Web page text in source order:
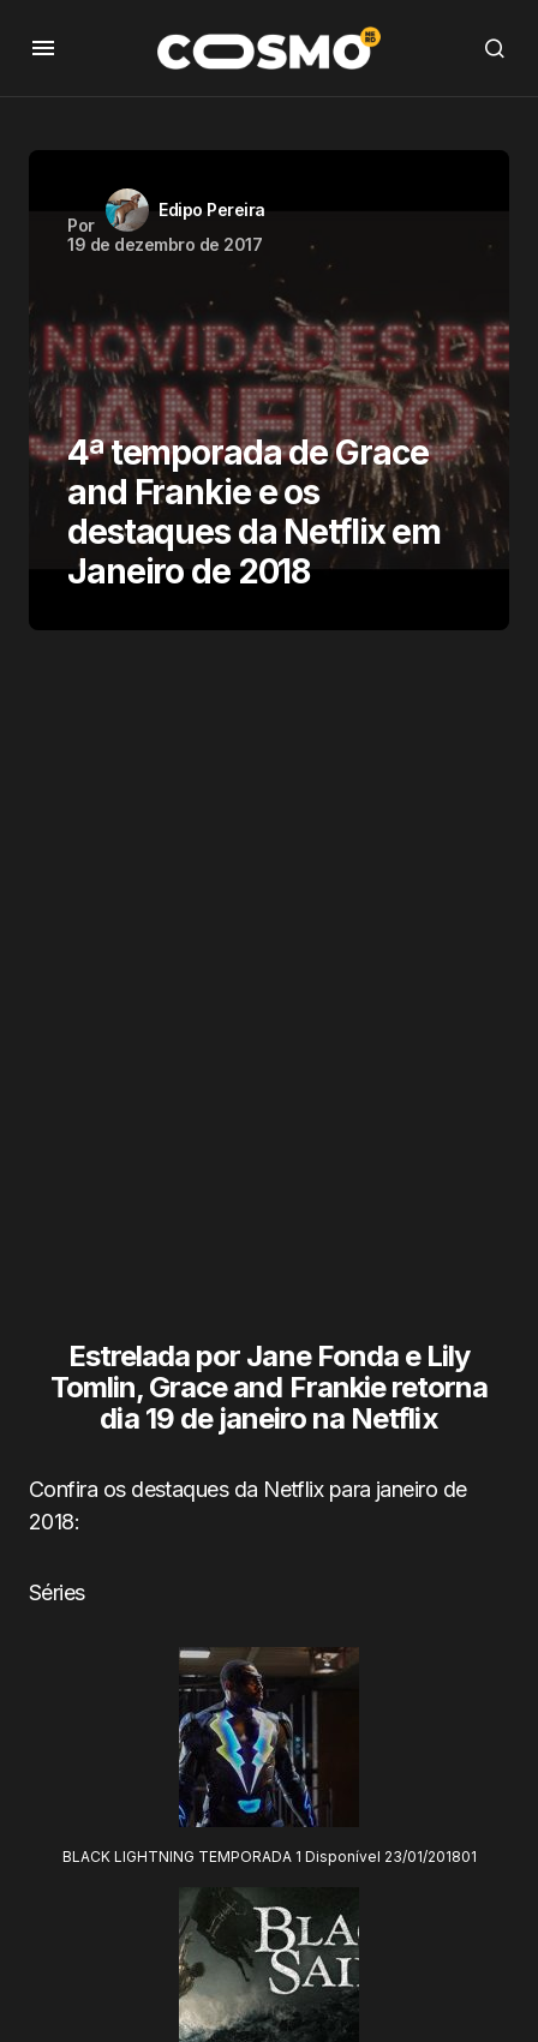
Por
Edipo Pereira
19 de dezembro de 2017
4ª temporada de Grace
and Frankie e os
destaques da Netflix em
Janeiro de 2018
Estrelada por Jane Fonda e Lily
Tomlin, Grace and Frankie retorna
dia 19 de janeiro na Netflix
Confira os destaques da Netflix para janeiro de
2018:
Séries
BLACK LIGHTNING TEMPORADA 1 Disponível 23/01/201801